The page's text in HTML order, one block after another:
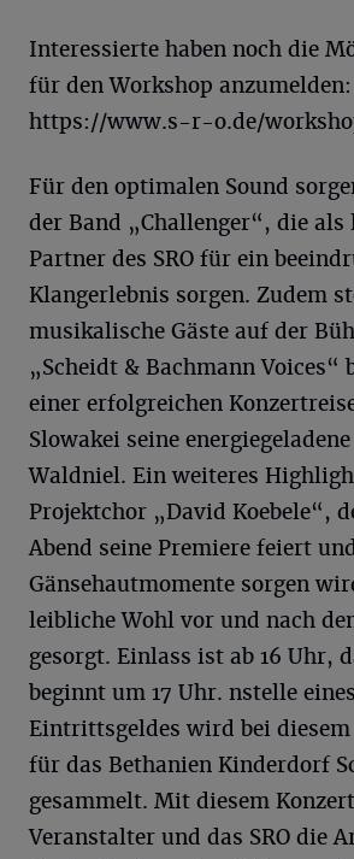
Interessierte haben noch die
für den Workshop anzumelden:
https://www.s-r-o.de/
Für den optimalen Sound
der Band „Challenger“, die
Partner des SRO für ein
Klangerlebnis sorgen. Zudem
musikalische Gäste auf der
„Scheidt & Bachmann Voices“
einer erfolgreichen
Slowakei seine
Waldniel. Ein weiteres
Projektchor „David Koebele“,
Abend seine Premiere feiert
Gänsehautmomente sorgen
leibliche Wohl vor und nach
gesorgt. Einlass ist ab 16 Uhr,
beginnt um 17 Uhr. nstelle eines
Eintrittsgeldes wird bei
für das Bethanien Kinderdorf
gesammelt. Mit diesem
Veranstalter und das SRO die